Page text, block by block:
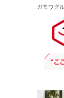
ガモウグ